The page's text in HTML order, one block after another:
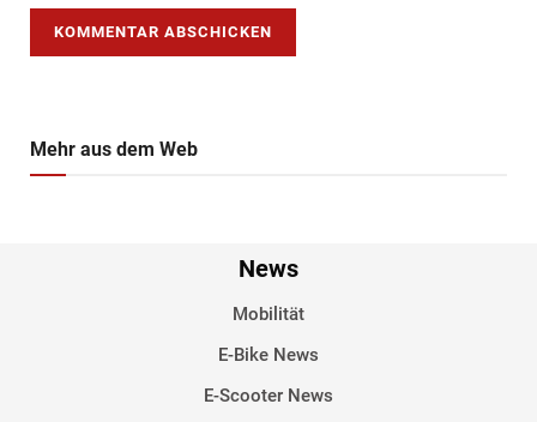
Mehr aus dem Web
News
Mobilität
E-Bike News
E-Scooter News